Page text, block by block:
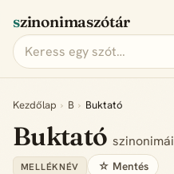
szinonimaszótár
Kezdőlap › B › Buktató
Buktató szinonimái
MELLÉKNÉV ☆ Mentés